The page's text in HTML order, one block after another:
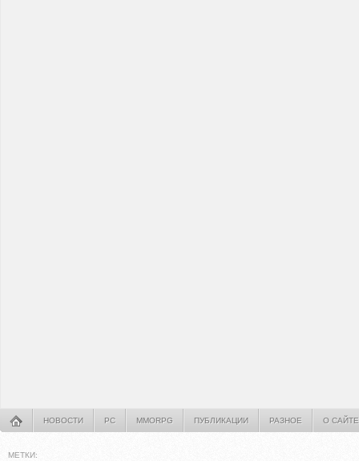
НОВОСТИ PC MMORPG ПУБЛИКАЦИИ РАЗНОЕ О САЙТЕ
МЕТКИ: